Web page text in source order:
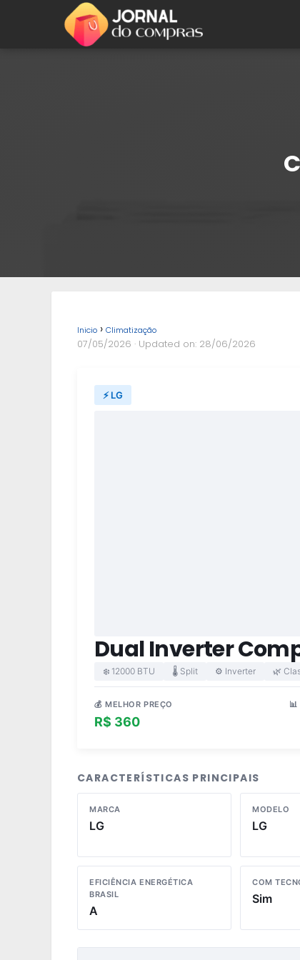
Inicio Climatização
07/05/2026 · Updated on: 28/06/2026
⚡ LG
Dual Inverter
❄️ 12000 BTU 🌡️ Split ⚙️ Inverter 🌿
💰 MELHOR PREÇO
R$ 360
📊
CARACTERÍSTICAS PRINCIPAIS
MARCA
LG
MODELO
LG
EFICIÊNCIA ENERGÉTICA
BRASIL
A
COM
Sim